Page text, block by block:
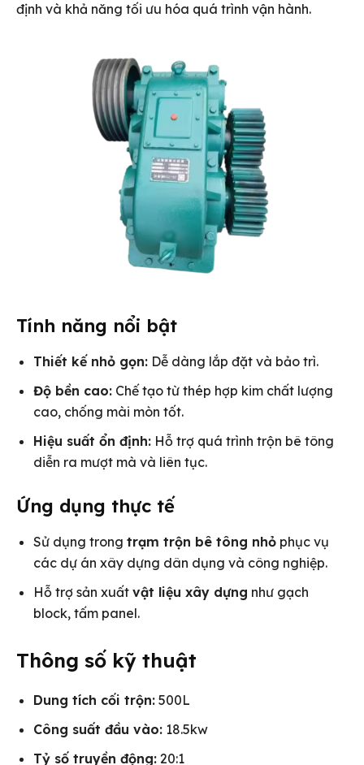
định và khả năng tối ưu hóa quá trình vận hành.
Tính năng nổi bật
Thiết kế nhỏ gọn: Dễ dàng lắp đặt và bảo trì.
Độ bền cao: Chế tạo từ thép hợp kim chất lượng
cao, chống mài mòn tốt.
Hiệu suất ổn định: Hỗ trợ quá trình trộn bê tông
diễn ra mượt mà và liên tục.
Ứng dụng thực tế
Sử dụng trong trạm trộn bê tông nhỏ phục vụ
các dự án xây dựng dân dụng và công nghiệp.
Hỗ trợ sản xuất vật liệu xây dựng như gạch
block, tấm panel.
Thông số kỹ thuật
Dung tích cối trộn: 500L
Công suất đầu vào: 18.5kw
Tỷ số truyền động: 20:1